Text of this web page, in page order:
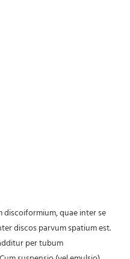
discoiformium, quae inter se
discos parvum spatium est.
per tubum